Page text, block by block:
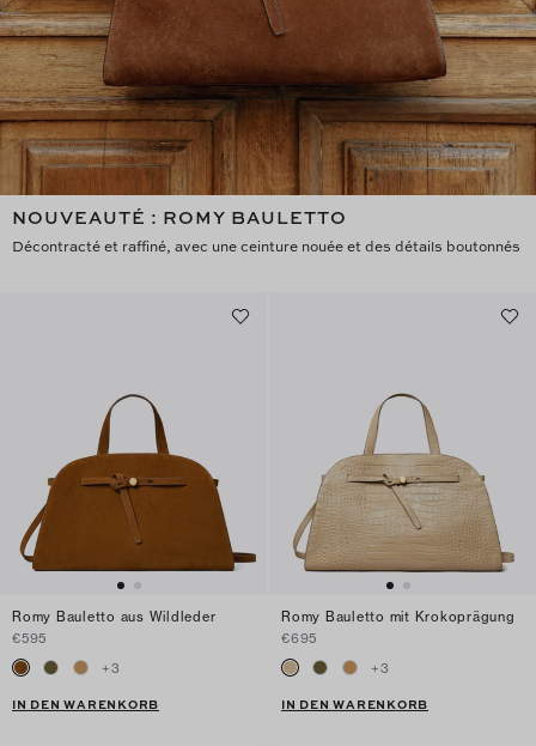
NOUVEAUTÉ : ROMY BAULETTO
Décontracté et raffiné, avec une ceinture nouée et des détails boutonnés
Romy Bauletto aus Wildleder
€595
+3
IN DEN WARENKORB
Romy Bauletto mit Krokoprägung
€695
+3
IN DEN WARENKORB